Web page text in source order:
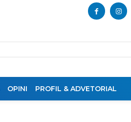
OPINI PROFIL & ADVETORIAL